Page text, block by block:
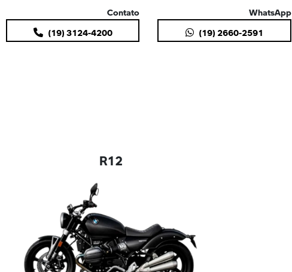
Contato
(19) 3124-4200
WhatsApp
(19) 2660-2591
R12